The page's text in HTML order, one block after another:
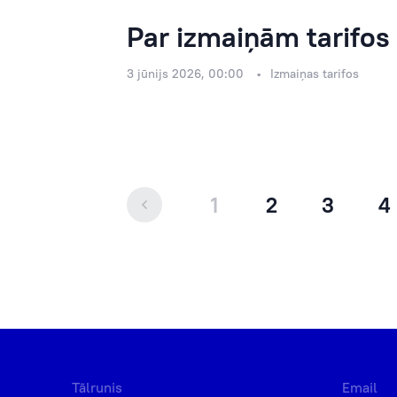
Par izmaiņām tarifos
3 jūnijs 2026, 00:00 Izmaiņas tarifos
1 2 3 4
Tālrunis
Email